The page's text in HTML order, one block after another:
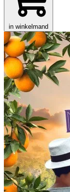
in winkelmand